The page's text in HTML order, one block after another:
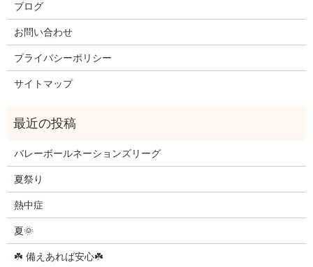
ブログ
お問い合わせ
プライバシーポリシー
サイトマップ
バレーボールネーションズリーグ
夏祭り
熱中症
夏🌞
☘️ 備えあれば安心☘️